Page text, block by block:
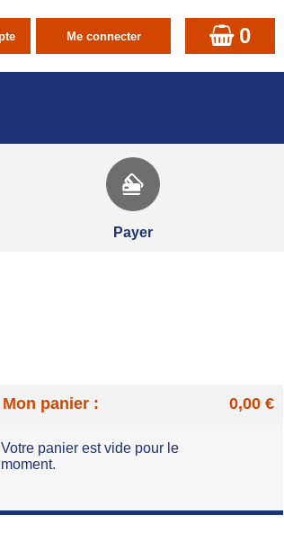
0
Payer
Mon panier : 0,00 €
Votre panier est vide pour le
moment.